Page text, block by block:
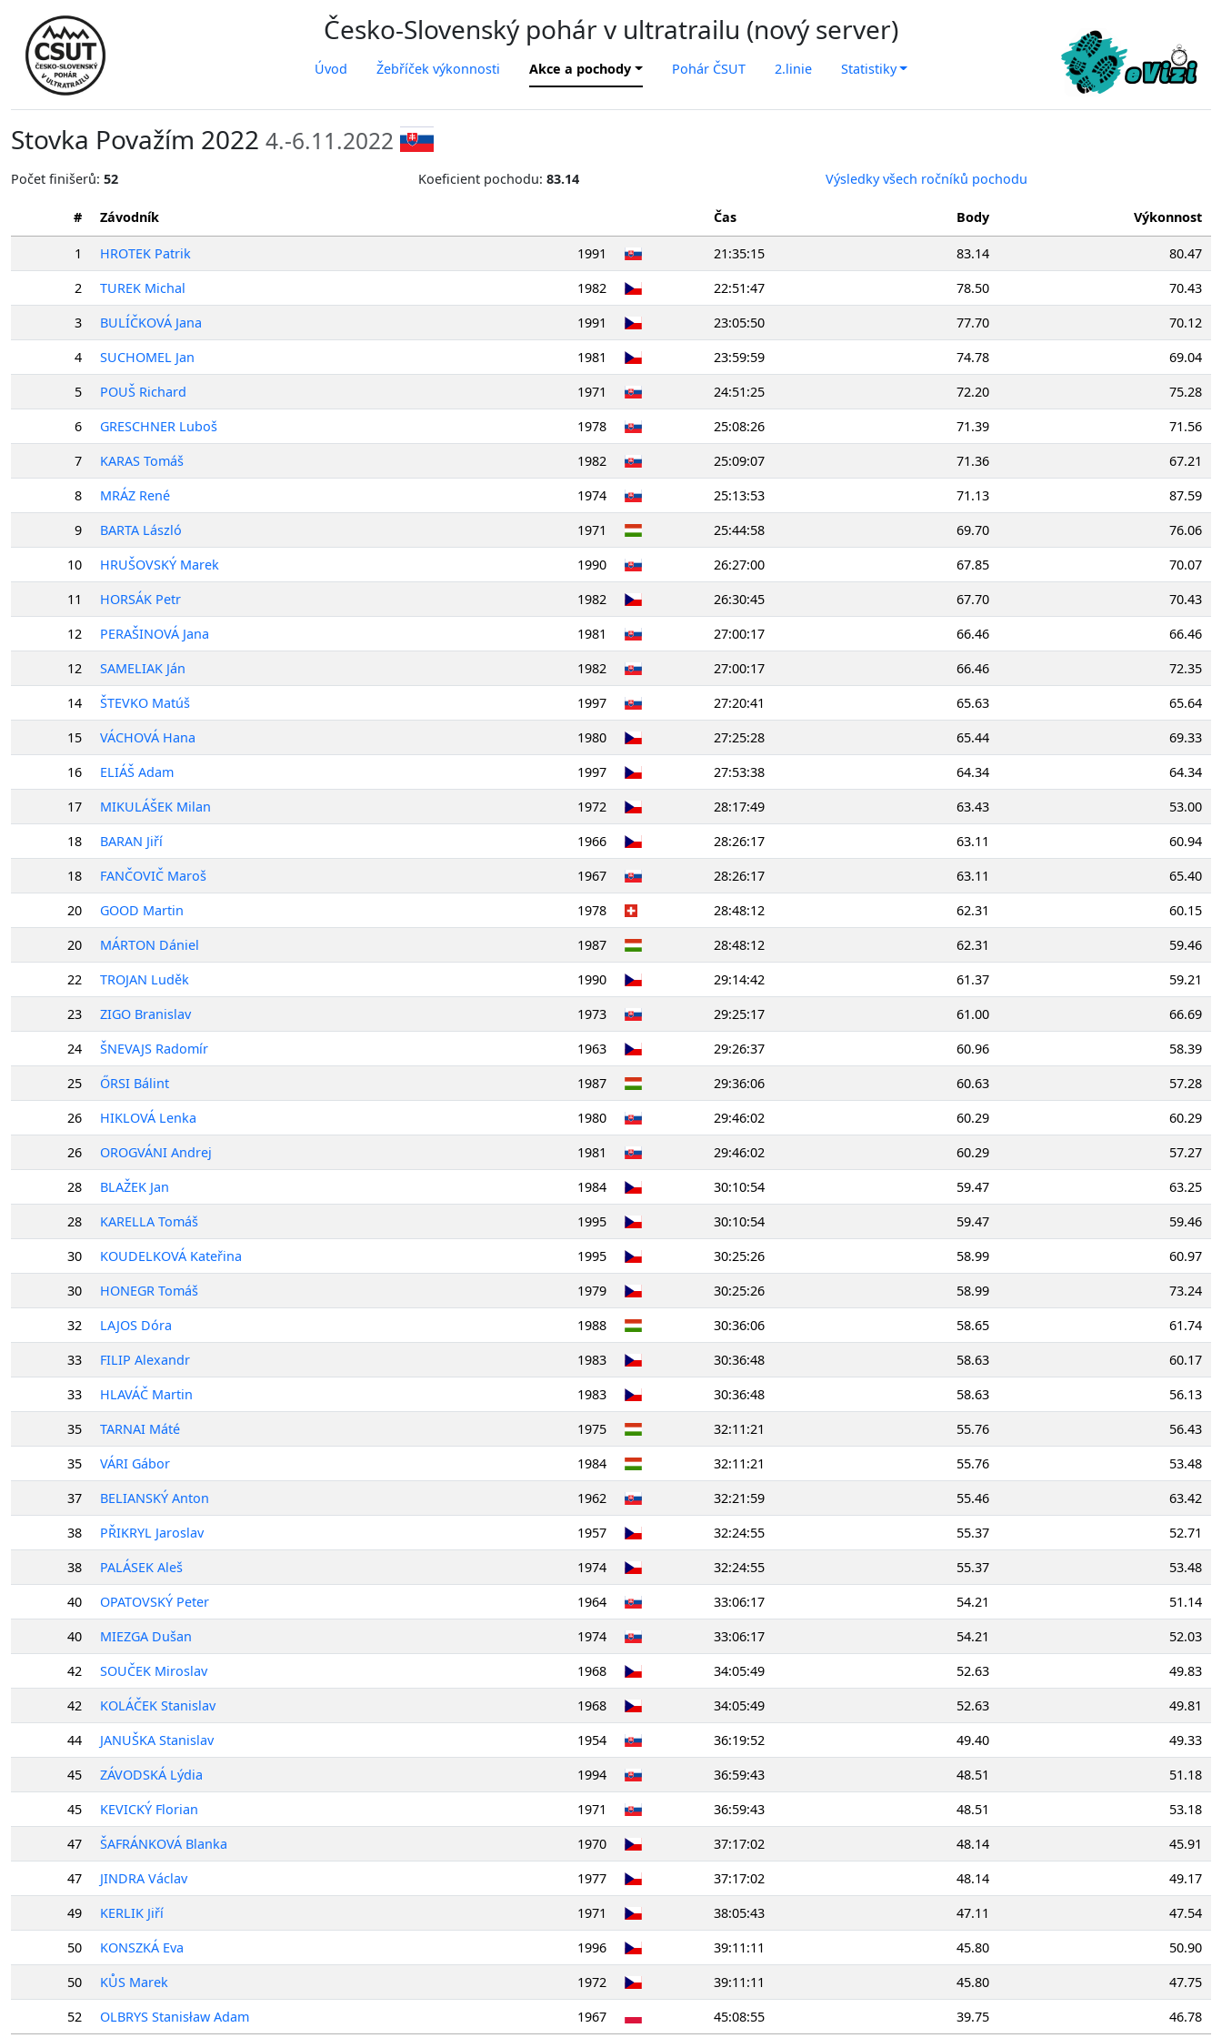
Česko-Slovenský pohár v ultratrailu (nový server)
Úvod Žebříček výkonnosti Akce a pochody Pohár ČSUT 2.linie Statistiky
Stovka Považím 2022 4.-6.11.2022
Počet finišerů: 52 Koeficient pochodu: 83.14 Výsledky všech ročníků pochodu
# Závodník Čas Body Výkonnost
1 HROTEK Patrik 1991 21:35:15 83.14
80.47
2
TUREK Michal 1982 22:51:47 78.50
70.43
3
BULÍČKOVÁ Jana 1991 23:05:50 77.70
70.12
4
SUCHOMEL Jan 1981 23:59:59 74.78
69.04
5
POUŠ Richard 1971 24:51:25 72.20
75.28
6
GRESCHNER Luboš 1978 25:08:26 71.39
71.56
7
KARAS Tomáš 1982 25:09:07 71.36
67.21
8
MRÁZ René 1974 25:13:53 71.13
87.59
9
BARTA László 1971 25:44:58 69.70
76.06
10
HRUŠOVSKÝ Marek 1990 26:27:00 67.85
70.07
11
HORSÁK Petr 1982 26:30:45 67.70
70.43
12
PERAŠINOVÁ Jana 1981 27:00:17 66.46
66.46
12
SAMELIAK Ján 1982 27:00:17 66.46
72.35
14
ŠTEVKO Matúš 1997 27:20:41 65.63
65.64
15
VÁCHOVÁ Hana 1980 27:25:28 65.44
69.33
16
ELIÁŠ Adam 1997 27:53:38 64.34
64.34
17
MIKULÁŠEK Milan 1972 28:17:49 63.43
53.00
18
BARAN Jiří 1966 28:26:17 63.11
60.94
18
FANČOVIČ Maroš 1967 28:26:17 63.11
65.40
20
GOOD Martin 1978 28:48:12 62.31
60.15
20
MÁRTON Dániel 1987 28:48:12 62.31
59.46
22
TROJAN Luděk 1990 29:14:42 61.37
59.21
23
ZIGO Branislav 1973 29:25:17 61.00
66.69
24
ŠNEVAJS Radomír 1963 29:26:37 60.96
58.39
25
ŐRSI Bálint 1987 29:36:06 60.63
57.28
26
HIKLOVÁ Lenka 1980 29:46:02 60.29
60.29
26
OROGVÁNI Andrej 1981 29:46:02 60.29
57.27
28
BLAŽEK Jan 1984 30:10:54 59.47
63.25
28
KARELLA Tomáš 1995 30:10:54 59.47
59.46
30
KOUDELKOVÁ Kateřina 1995 30:25:26 58.99
60.97
30
HONEGR Tomáš 1979 30:25:26 58.99
73.24
32
LAJOS Dóra 1988 30:36:06 58.65
61.74
33
FILIP Alexandr 1983 30:36:48 58.63
60.17
33
HLAVÁČ Martin 1983 30:36:48 58.63
56.13
35
TARNAI Máté 1975 32:11:21 55.76
56.43
35
VÁRI Gábor 1984 32:11:21 55.76
53.48
37
BELIANSKÝ Anton 1962 32:21:59 55.46
63.42
38
PŘIKRYL Jaroslav 1957 32:24:55 55.37
52.71
38
PALÁSEK Aleš 1974 32:24:55 55.37
53.48
40
OPATOVSKÝ Peter 1964 33:06:17 54.21
51.14
40
MIEZGA Dušan 1974 33:06:17 54.21
52.03
42
SOUČEK Miroslav 1968 34:05:49 52.63
49.83
42
KOLÁČEK Stanislav 1968 34:05:49 52.63
49.81
44
JANUŠKA Stanislav 1954 36:19:52 49.40
49.33
45
ZÁVODSKÁ Lýdia 1994 36:59:43 48.51
51.18
45
KEVICKÝ Florian 1971 36:59:43 48.51
53.18
47
ŠAFRÁNKOVÁ Blanka 1970 37:17:02 48.14
45.91
47
JINDRA Václav 1977 37:17:02 48.14
49.17
49
KERLIK Jiří 1971 38:05:43 47.11
47.54
50
KONSZKÁ Eva 1996 39:11:11 45.80
50.90
50
KŮS Marek 1972 39:11:11 45.80
47.75
52
OLBRYS Stanisław Adam 1967 45:08:55 39.75 46.78